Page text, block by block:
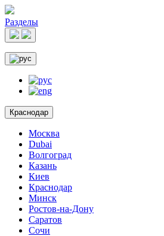
Разделы
Краснодар
Москва
Dubai
Волгоград
Казань
Киев
Краснодар
Минск
Ростов-на-Дону
Саратов
Сочи